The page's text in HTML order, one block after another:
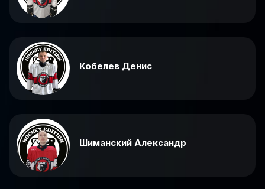
Кобелев Денис
Шиманский Александр